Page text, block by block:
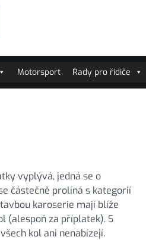
Motorsport Rady pro řidiče
vyplývá, jedná se o
částečně prolíná s kategorií
karoserie mají blíže
(alespoň za příplatek). S
kol ani nenabízejí.